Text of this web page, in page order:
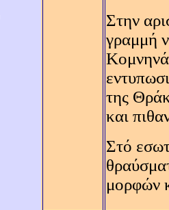
Στην
γραμμή
της
και
Στό
μορφών